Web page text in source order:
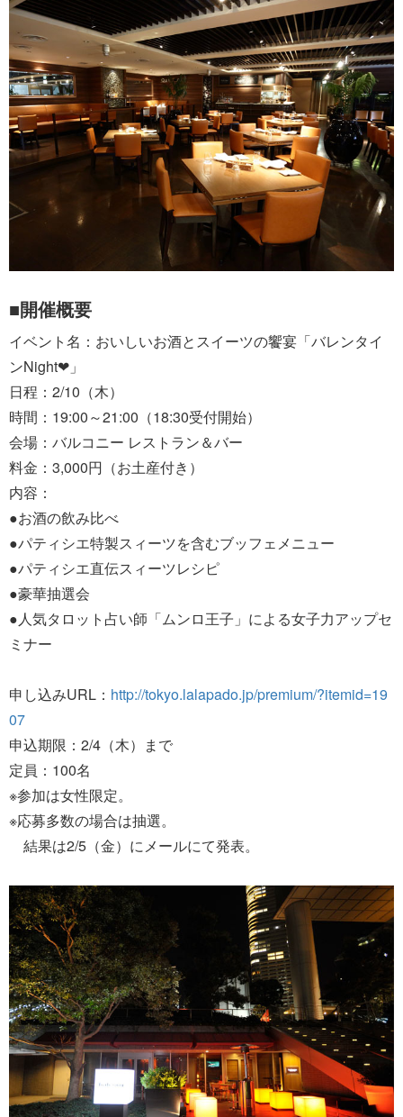
■開催概要
イベント名：おいしいお酒とスイーツの饗宴「バレンタイ
ンNight❤」
日程：2/10（木）
時間：19:00～21:00（18:30受付開始）
会場：バルコニー レストラン＆バー
料金：3,000円（お土産付き）
内容：
●お酒の飲み比べ
●パティシエ特製スィーツを含むブッフェメニュー
●パティシエ直伝スィーツレシピ
●豪華抽選会
●人気タロット占い師「ムンロ王子」による女子力アップセ
ミナー
申し込みURL： http://tokyo.lalapado.jp/premium/?itemid=19
07
申込期限：2/4（木）まで
定員：100名
※参加は女性限定。
※応募多数の場合は抽選。
結果は2/5（金）にメールにて発表。